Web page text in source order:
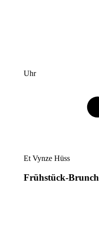
Uhr
Et Vynze Hüss
Frühstück-Brunch